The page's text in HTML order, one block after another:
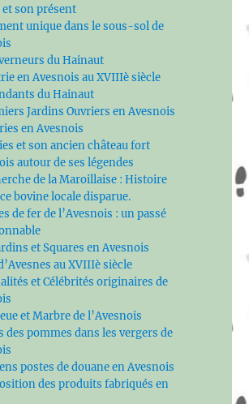
son présent
unique dans le sous-sol de
du Hainaut
en Avesnois au XVIIIè siècle
du Hainaut
Jardins Ouvriers en Avesnois
en Avesnois
et son ancien château fort
autour de ses légendes
de la Maroillaise : Histoire
bovine locale disparue.
de fer de l’Avesnois : un passé
et Squares en Avesnois
au XVIIIè siècle
et Célébrités originaires de
et Marbre de l’Avesnois
des pommes dans les vergers de
postes de douane en Avesnois
des produits fabriqués en